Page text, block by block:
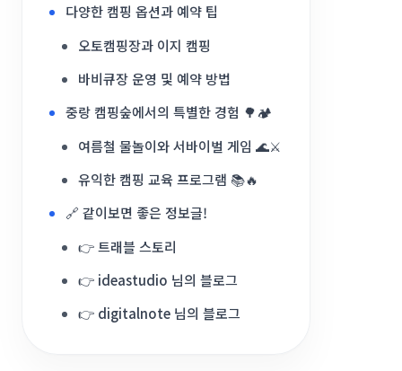
다양한 캠핑 옵션과 예약 팁
오토캠핑장과 이지 캠핑
바비큐장 운영 및 예약 방법
중랑 캠핑숲에서의 특별한 경험 🌳🏕️
여름철 물놀이와 서바이벌 게임 🌊⚔️
유익한 캠핑 교육 프로그램 📚🔥
🔗 같이보면 좋은 정보글!
👉 트래블 스토리
👉 ideastudio 님의 블로그
👉 digitalnote 님의 블로그